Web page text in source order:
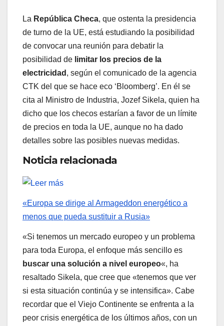
La República Checa, que ostenta la presidencia
de turno de la UE, está estudiando la posibilidad
de convocar una reunión para debatir la
posibilidad de limitar los precios de la
electricidad , según el comunicado de la agencia
CTK del que se hace eco ‘Bloomberg’. En él se
cita al Ministro de Industria, Jozef Sikela, quien ha
dicho que los checos estarían a favor de un límite
de precios en toda la UE, aunque no ha dado
detalles sobre las posibles nuevas medidas.
Noticia relacionada
«Europa se dirige al Armageddon energético a
menos que pueda sustituir a Rusia»
«Si tenemos un mercado europeo y un problema
para toda Europa, el enfoque más sencillo es
buscar una solución a nivel europeo«, ha
resaltado Sikela, que cree que «tenemos que ver
si esta situación continúa y se intensifica». Cabe
recordar que el Viejo Continente se enfrenta a la
peor crisis energética de los últimos años, con un